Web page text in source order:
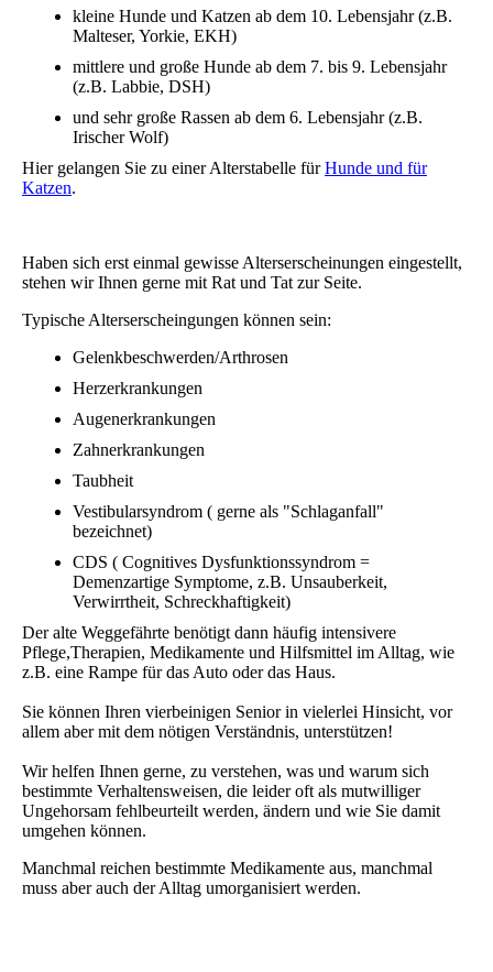
kleine Hunde und Katzen ab dem 10. Lebensjahr (z.B.
Malteser, Yorkie, EKH)
mittlere und große Hunde ab dem 7. bis 9. Lebensjahr
(z.B. Labbie, DSH)
und sehr große Rassen ab dem 6. Lebensjahr (z.B.
Irischer Wolf)
Hier gelangen Sie zu einer Alterstabelle fürHunde und für
Katzen.
Haben sich erst einmal gewisse Alterserscheinungen eingestellt,
stehen wir Ihnen gerne mit Rat und Tat zur Seite.
Typische Alterserscheingungen können sein:
Gelenkbeschwerden/Arthrosen
Herzerkrankungen
Augenerkrankungen
Zahnerkrankungen
Taubheit
Vestibularsyndrom ( gerne als "Schlaganfall"
bezeichnet)
CDS ( Cognitives Dysfunktionssyndrom =
Demenzartige Symptome, z.B. Unsauberkeit,
Verwirrtheit, Schreckhaftigkeit)
Der alte Weggefährte benötigt dann häufig intensivere
Pflege,Therapien, Medikamente und Hilfsmittel im Alltag, wie
z.B. eine Rampe für das Auto oder das Haus.
Sie können Ihren vierbeinigen Senior in vielerlei Hinsicht, vor
allem aber mit dem nötigen Verständnis, unterstützen!
Wir helfen Ihnen gerne, zu verstehen, was und warum sich
bestimmte Verhaltensweisen, die leider oft als mutwilliger
Ungehorsam fehlbeurteilt werden, ändern und wie Sie damit
umgehen können.
Manchmal reichen bestimmte Medikamente aus, manchmal
muss aber auch der Alltag umorganisiert werden.